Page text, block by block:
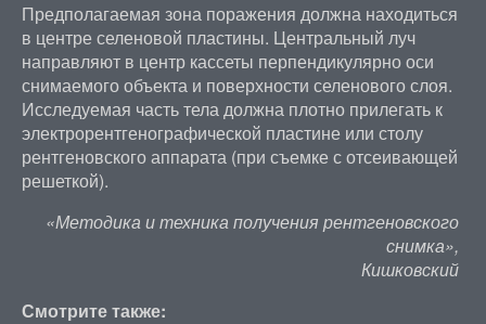
Предполагаемая зона поражения должна находиться
в центре селеновой пластины. Центральный луч
направляют в центр кассеты перпендикулярно оси
снимаемого объекта и поверхности селенового слоя.
Исследуемая часть тела должна плотно прилегать к
электрорентгенографической пластине или столу
рентгеновского аппарата (при съемке с отсеивающей
решеткой).
«Методика и техника получения рентгеновского
снимка»,
Кишковский
Смотрите также: